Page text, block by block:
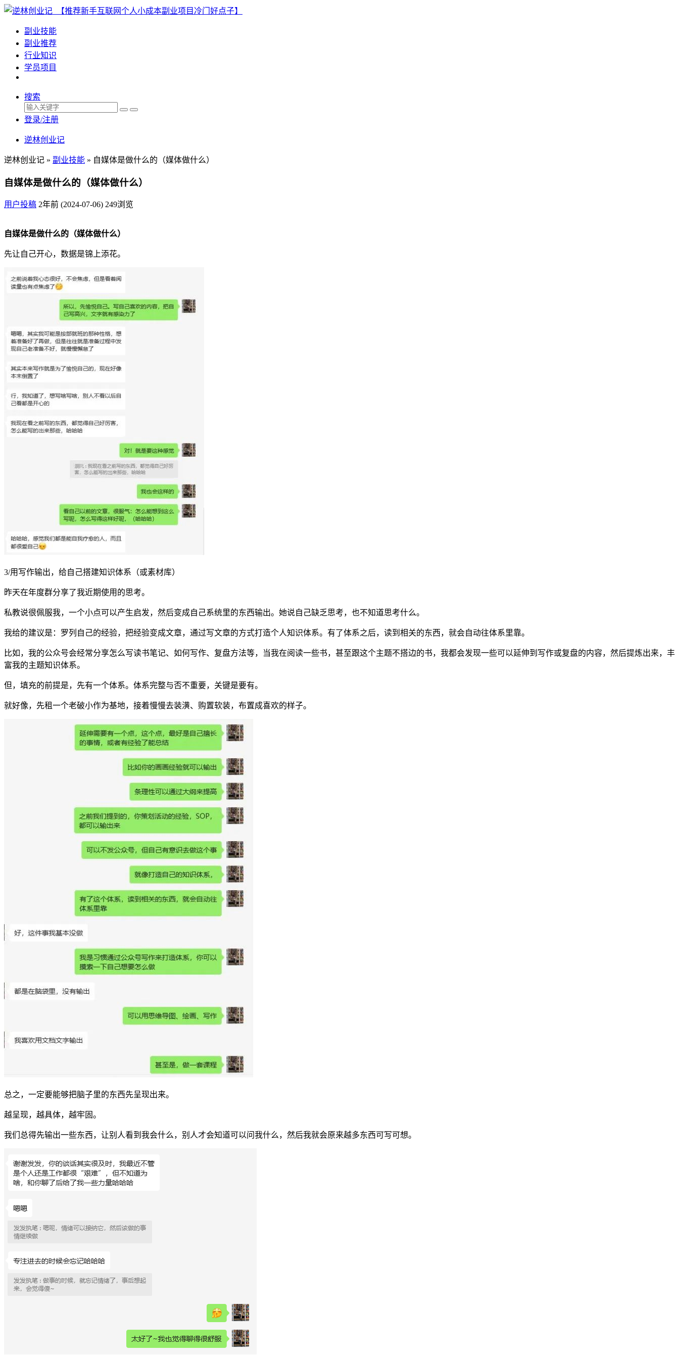
副业技能
副业推荐
行业知识
学员项目
搜索
登录/注册
逆林创业记
逆林创业记 » 副业技能 » 自媒体是做什么的（媒体做什么）
自媒体是做什么的（媒体做什么）
用户投稿 2年前 (2024-07-06) 249浏览
自媒体是做什么的（媒体做什么）
先让自己开心，数据是锦上添花。
3/用写作输出，给自己搭建知识体系（或素材库）
昨天在年度群分享了我近期使用的思考。
私教说很佩服我，一个小点可以产生启发，然后变成自己系统里的东西输出。她说自己缺乏思考，也不知道思考什么。
我给的建议是：罗列自己的经验，把经验变成文章，通过写文章的方式打造个人知识体系。有了体系之后，读到相关的东西，就会自动往体系里靠。
比如，我的公众号会经常分享怎么写读书笔记、如何写作、复盘方法等，当我在阅读一些书，甚至跟这个主题不搭边的书，我都会发现一些可以延伸到写作或复盘的内容，然后提炼出来，丰
富我的主题知识体系。
但，填充的前提是，先有一个体系。体系完整与否不重要，关键是要有。
就好像，先租一个老破小作为基地，接着慢慢去装潢、购置软装，布置成喜欢的样子。
总之，一定要能够把脑子里的东西先呈现出来。
越呈现，越具体，越牢固。
我们总得先输出一些东西，让别人看到我会什么，别人才会知道可以问我什么，然后我就会原来越多东西可写可想。